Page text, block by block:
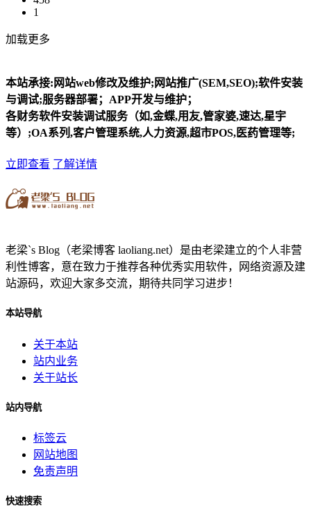
1
加载更多
本站承接:网站web修改及维护;网站推广(SEM,SEO);软件安装
与调试;服务器部署；APP开发与维护；
各财务软件安装调试服务（如,金蝶,用友,管家婆,速达,星宇
等）;OA系列,客户管理系统,人力资源,超市POS,医药管理等;
立即查看 了解详情
老梁`s Blog（老梁博客 laoliang.net）是由老梁建立的个人非营
利性博客，意在致力于推荐各种优秀实用软件，网络资源及建
站源码，欢迎大家多交流，期待共同学习进步！
本站导航
关于本站
站内业务
关于站长
站内导航
标签云
网站地图
免责声明
快速搜索